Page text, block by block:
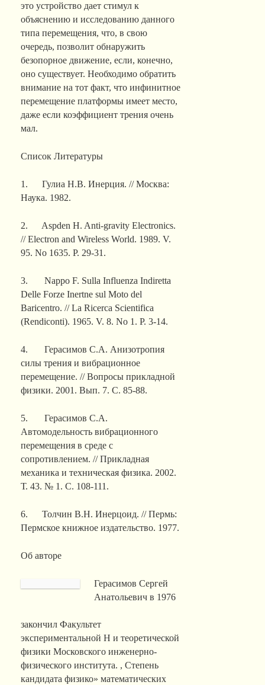
это устройство дает стимул к
объяснению и исследованию данного
типа перемещения, что, в свою
очередь, позволит обнаружить
безопорное движение, если, конечно,
оно существует. Необходимо обратить
внимание на тот факт, что инфинитное
перемещение платформы имеет место,
даже если коэффициент трения очень
мал.
Список Литературы
1. Гулиа Н.В. Инерция. // Москва:
Наука. 1982.
2. Aspden H. Anti-gravity Electronics.
// Electron and Wireless World. 1989. V.
95. No 1635. P. 29-31.
3. Nappo F. Sulla Influenza Indiretta
Delle Forze Inertne sul Moto del
Baricentro. // La Ricerca Scientifica
(Rendiconti). 1965. V. 8. No 1. P. 3-14.
4. Герасимов С.А. Анизотропия
силы трения и вибрационное
перемещение. // Вопросы прикладной
физики. 2001. Вып. 7. С. 85-88.
5. Герасимов С.А.
Автомодельность вибрационного
перемещения в среде с
сопротивлением. // Прикладная
механика и техническая физика. 2002.
Т. 43. № 1. С. 108-111.
6. Толчин В.Н. Инерцоид. // Пермь:
Пермское книжное издательство. 1977.
Об авторе
Герасимов Сергей
Анатольевич в 1976
закончил Факультет
экспериментальной Н и теоретической
физики Московского инженерно-
физического института. , Степень
кандидата физико­» математических